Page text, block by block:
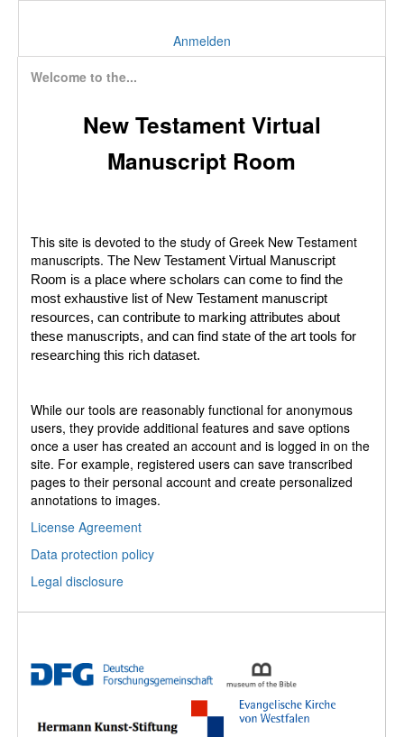
Anmelden
Welcome to the...
New Testament Virtual
Manuscript Room
This site is devoted to the study of Greek New Testament
manuscripts. The New Testament Virtual Manuscript
Room is a place where scholars can come to find the
most exhaustive list of New Testament manuscript
resources, can contribute to marking attributes about
these manuscripts, and can find state of the art tools for
researching this rich dataset.
While our tools are reasonably functional for anonymous
users, they provide additional features and save options
once a user has created an account and is logged in on the
site. For example, registered users can save transcribed
pages to their personal account and create personalized
annotations to images.
License Agreement
Data protection policy
Legal disclosure